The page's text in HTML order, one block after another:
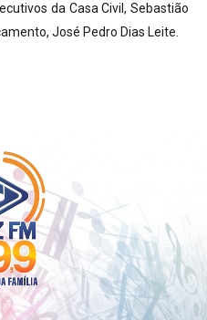
da Casa Civil, Sebastião
José Pedro Dias Leite.